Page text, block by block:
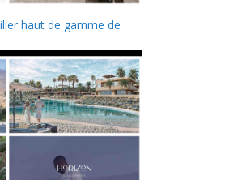
haut de gamme de